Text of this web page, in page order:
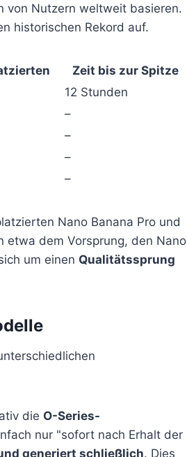
von Nutzern weltweit basieren.
historischen Rekord auf.
Zeit bis zur Spitze
12 Stunden
–
–
–
–
Nano Banana Pro und
etwa dem Vorsprung, den Nano
um einen Qualitätssprung
die O-Series-
nur "sofort nach Erhalt der
generiert schließlich. Dies